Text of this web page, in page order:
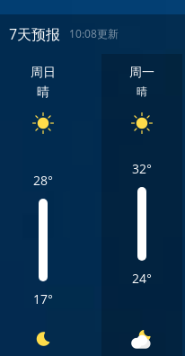
7天预报 10:08更新
周日
晴
28°
17°
周一
晴
32°
24°